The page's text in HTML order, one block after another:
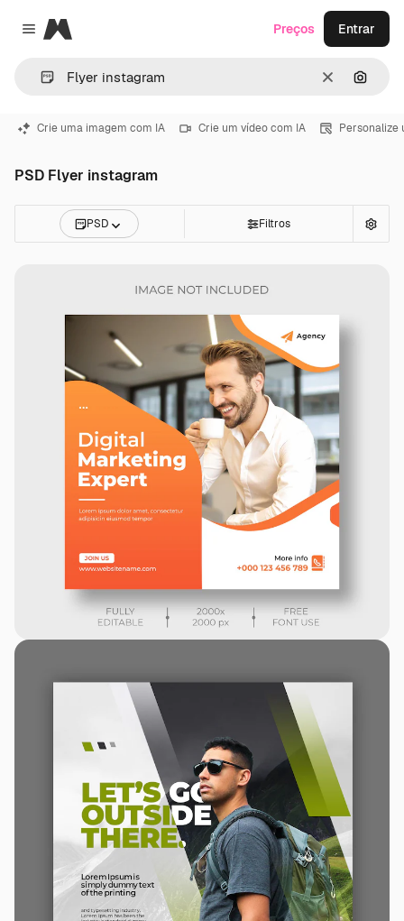
Close menu
Magnific
Limpar
Preços Entrar
Crie uma imagem com IA Crie um vídeo com IA Personalize
PSD Flyer instagram
PSD Filtros